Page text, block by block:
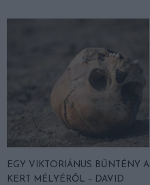
EGY VIKTORIÁNUS BŰNTÉNY A
KERT MÉLYÉRŐL – DAVID